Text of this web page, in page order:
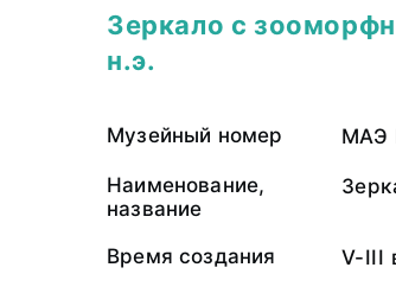
Зеркало с
н.э.
Музейный номер МАЭ
Наименование,
название
Время создания V-III